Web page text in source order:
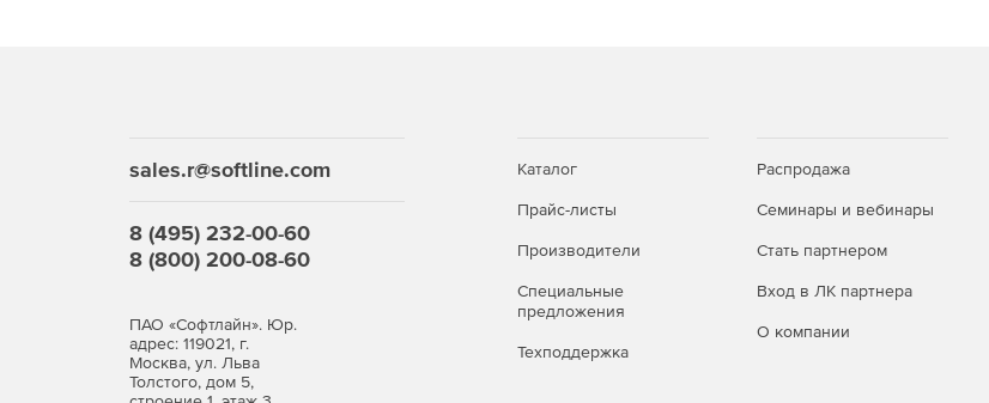
sales.r@softline.com
8 (495) 232-00-60
8 (800) 200-08-60
ПАО «Софтлайн». Юр.
адрес: 119021, г.
Москва, ул. Льва
Толстого, дом 5,
Каталог
Прайс-листы
Производители
Специальные
предложения
Техподдержка
Распродажа
Семинары и вебинары
Стать партнером
Вход в ЛК партнера
О компании